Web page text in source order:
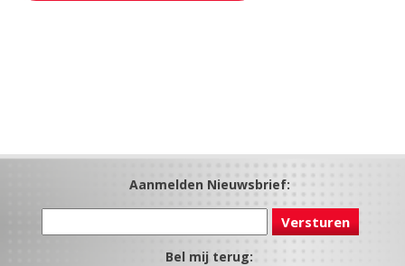
Aanmelden Nieuwsbrief:
Bel mij terug: